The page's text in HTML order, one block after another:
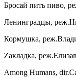
Бросай пить пиво,
Ленинградцы,
Кормушка,
Zакладка,
Among Humans,